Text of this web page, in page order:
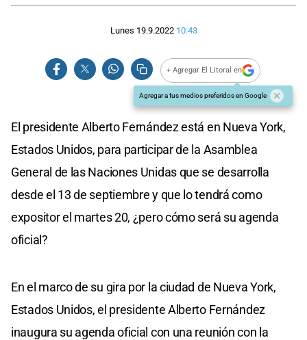
Lunes 19.9.2022 10:43
+ Agregar El Litoral en
Agregar a tus medios preferidos en Google
El presidente Alberto Fernández está en Nueva York,
Estados Unidos, para participar de la Asamblea
General de las Naciones Unidas que se desarrolla
desde el 13 de septiembre y que lo tendrá como
expositor el martes 20, ¿pero cómo será su agenda
oficial?
En el marco de su gira por la ciudad de Nueva York,
Estados Unidos, el presidente Alberto Fernández
inaugura su agenda oficial con una reunión con la